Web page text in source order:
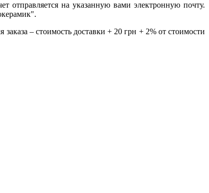
отправляется на указанную вами электронную почту.
– стоимость доставки + 20 грн + 2% от стоимости